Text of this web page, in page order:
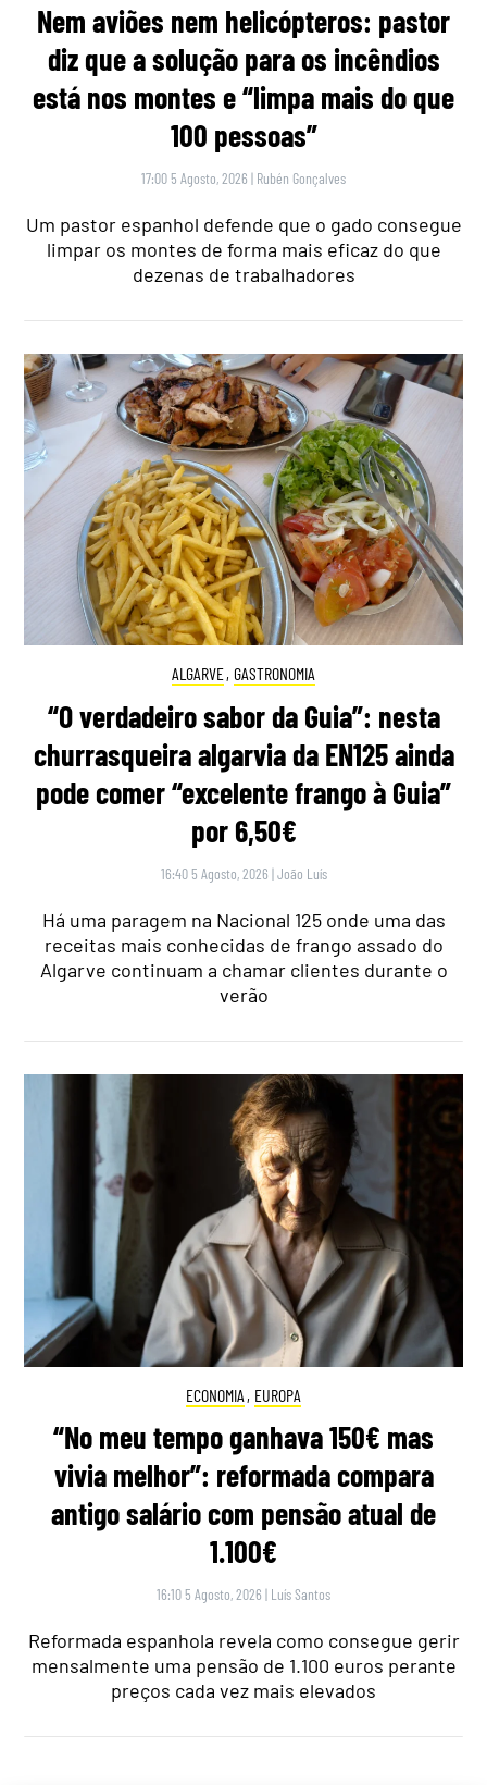
Nem aviões nem helicópteros: pastor
diz que a solução para os incêndios
está nos montes e “limpa mais do que
100 pessoas”
17:00 5 Agosto, 2026 | Rubén Gonçalves
Um pastor espanhol defende que o gado consegue
limpar os montes de forma mais eficaz do que
dezenas de trabalhadores
ALGARVE, GASTRONOMIA
“O verdadeiro sabor da Guia”: nesta
churrasqueira algarvia da EN125 ainda
pode comer “excelente frango à Guia”
por 6,50€
16:40 5 Agosto, 2026 |João Luís
Há uma paragem na Nacional 125 onde uma das
receitas mais conhecidas de frango assado do
Algarve continuam a chamar clientes durante o
verão
ECONOMIA , EUROPA
“No meu tempo ganhava 150€ mas
vivia melhor”: reformada compara
antigo salário com pensão atual de
1.100€
16:10 5 Agosto, 2026 | Luís Santos
Reformada espanhola revela como consegue gerir
mensalmente uma pensão de 1.100 euros perante
preços cada vez mais elevados